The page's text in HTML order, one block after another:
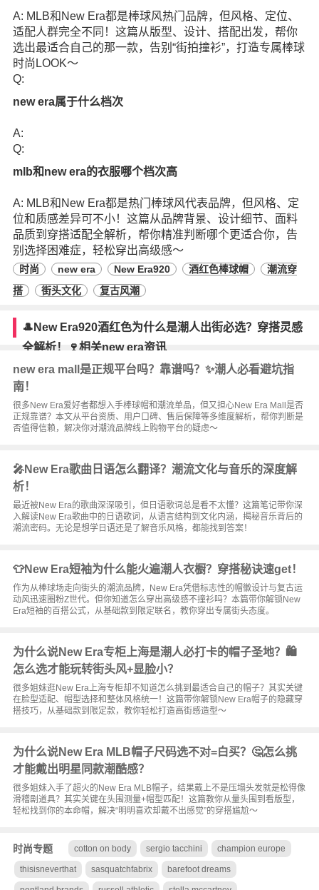
A: MLB和New Era都是棒球风热门品牌，但风格、定位、
适配人群完全不同！这篇从版型、设计、搭配出发，帮你
选出最适合自己的那一款，告别“街拍撞衫”，打造专属棒球
时尚LOOK～
Q:
new era属于什么档次
A:
Q:
mlb和new era的衣服哪个档次高
A: MLB和New Era都是热门棒球风代表品牌，但风格、定
位和质感差异可不小！这篇从品牌背景、设计细节、面料
品质到穿搭适配全解析，帮你精准判断哪个更适合你，告
别选择困难症，轻松穿出高级感～
时尚 new era New Era920 酒红色棒球帽
潮流穿
搭
街头文化 复古风潮
🎩New Era920酒红色为什么是潮人出街必选？穿搭灵感
全解析！🍷相关new era资讯
new era mall是正规平台吗？靠谱吗？✨潮人必看避坑指
南！
很多New Era爱好者都想入手棒球帽和潮流单品，但又担心New Era Mall是否
正规靠谱？本文从平台资质、用户口碑、售后保障等多维度解析，帮你判断是
否值得信赖，解决你对潮流品牌线上购物平台的疑虑～
🎤New Era歌曲日语怎么翻译？潮流文化与音乐的深度解
析！
最近被New Era的歌曲深深吸引，但日语歌词总是看不太懂？这篇笔记带你深
入解读New Era歌曲中的日语歌词，从语言结构到文化内涵，揭秘音乐背后的
潮流密码。无论是想学日语还是了解音乐风格，都能找到答案！
👕New Era短袖为什么能火遍潮人衣橱？穿搭秘诀速get！
作为从棒球场走向街头的潮流品牌，New Era凭借标志性的帽徽设计与复古运
动风迅速圈粉Z世代。但你知道怎么穿出高级感不撞衫吗？本篇带你解锁New
Era短袖的百搭公式，从基础款到限定联名，教你穿出专属街头态度。
为什么说New Era专柜上海是潮人必打卡的帽子圣地？🛍️
怎么选才能玩转街头风+显脸小？
很多姐妹逛New Era上海专柜却不知道怎么挑到最适合自己的帽子？其实关键
在脸型适配、帽型选择和整体风格统一！这篇带你解锁New Era帽子的隐藏穿
搭技巧，从基础款到限定款，教你轻松打造高街感造型～
为什么说New Era MLB帽子尺码选不对=白买？🤔怎么挑
才能戴出明星同款潮酷感？
很多姐妹入手了超火的New Era MLB帽子，结果戴上不是压塌头发就是松得像
滑稽剧道具？其实关键在头围测量+帽型匹配！这篇教你从量头围到看版型，
轻松找到你的本命帽，解决“明明喜欢却戴不出感觉”的穿搭尴尬～
时尚专题 cotton on body sergio tacchini champion europe
thisisneverthat sasquatchfabrix barefoot dreams